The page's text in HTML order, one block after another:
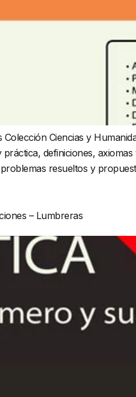
Ciencias y
definiciones,
resueltos y
– Lumbreras